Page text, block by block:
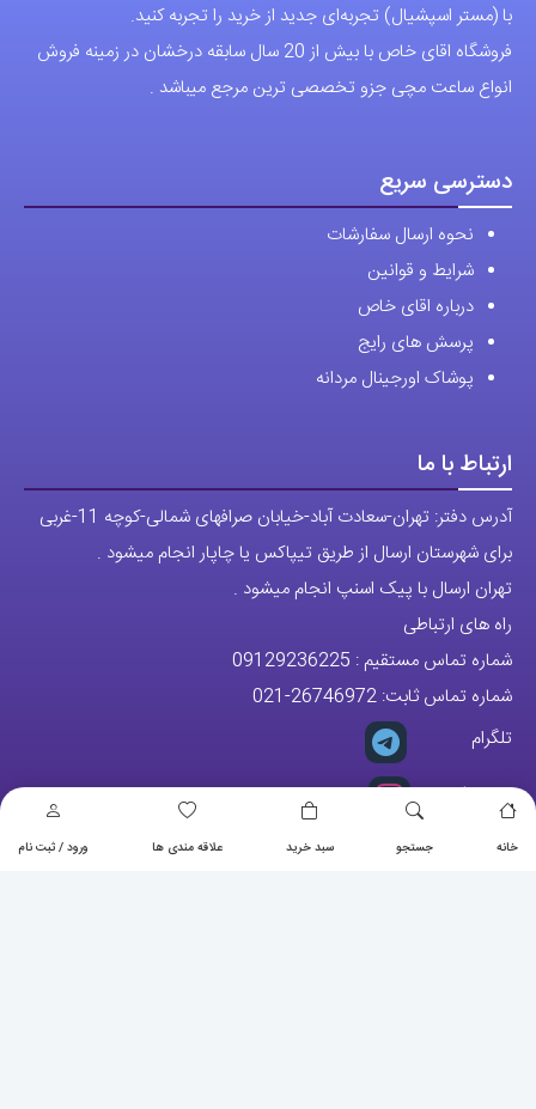
خانه جستجو سبد خرید علاقه مندی ها ورود / ثبت نام
با (مستر اسپشیال) تجربه‌ای جدید از خرید را تجربه کنید.
فروشگاه اقای خاص با بیش از 20 سال سابقه درخشان در زمینه فروش
انواع ساعت مچی جزو تخصصی ترین مرجع میباشد .
دسترسی سریع
نحوه ارسال سفارشات
شرایط و قوانین
درباره اقای خاص
پرسش های رایج
پوشاک اورجینال مردانه
ارتباط با ما
آدرس دفتر: تهران-سعادت آباد-خیابان صرافهای شمالی-کوچه 11-غربی
برای شهرستان ارسال از طریق تیپاکس یا چاپار انجام میشود .
تهران ارسال با پیک اسنپ انجام میشود .
راه های ارتباطی
شماره تماس مستقیم : 09129236225
شماره تماس ثابت: 26746972
-021
تلگرام
پیج ساعت